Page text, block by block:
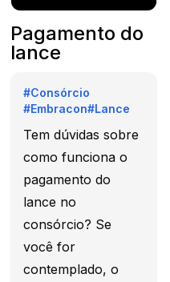
Pagamento do
lance
#Consórcio
#Embracon#Lance
Tem dúvidas sobre
como funciona o
pagamento do
lance no
consórcio? Se
você for
contemplado, o